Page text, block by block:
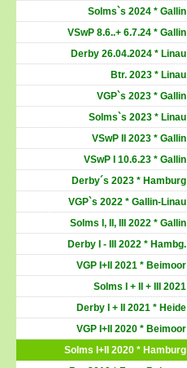
Solms`s 2024 * Gallin
VSwP 8.6..+ 6.7.24 * Gallin
Derby 26.04.2024 * Linau
Btr. 2023 * Linau
VGP`s 2023 * Gallin
Solms`s 2023 * Linau
VSwP II 2023 * Gallin
VSwP I 10.6.23 * Gallin
Derby´s 2023 * Hamburg
VGP`s 2022 * Gallin-Linau
Solms I, II, III 2022 * Gallin
Derby I - III 2022 * Hambg.
VGP I+II 2021 * Beimoor
Solms I + II + III 2021
Derby I + II 2021 * Heide
VGP I+II 2020 * Beimoor
Solms I+II 2020 * Hamburg